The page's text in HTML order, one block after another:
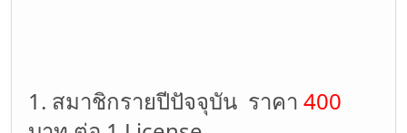
1. สมาชิกรายปีปัจจุบัน ราคา 400